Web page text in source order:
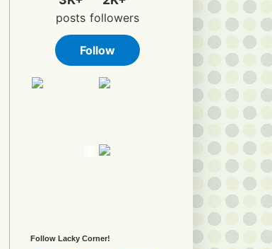
Follow Lacky Corner!